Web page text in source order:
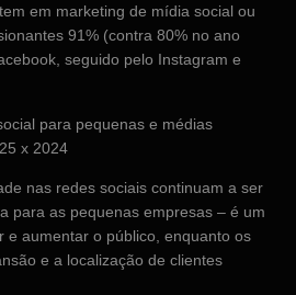
em marketing de mídia social ou
91% (contra 80% no ano
seguido pelo Instagram e
nas redes sociais continuam a ser
para as pequenas empresas – é um
e aumentar o público, enquanto os
e a localização de clientes